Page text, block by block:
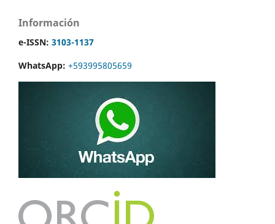
Información
e-ISSN: 3103-1137
WhatsApp: +593995805659